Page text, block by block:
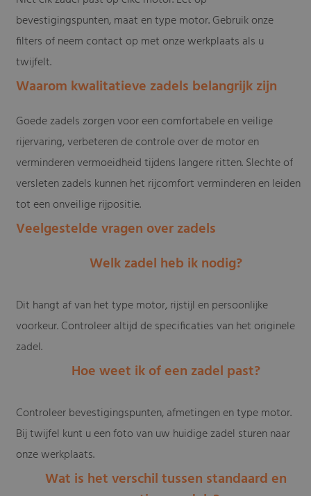
bevestigingspunten, maat en type motor. Gebruik onze
filters of neem contact op met onze werkplaats als u
twijfelt.
Waarom kwalitatieve zadels belangrijk zijn
Goede zadels zorgen voor een comfortabele en veilige
rijervaring, verbeteren de controle over de motor en
verminderen vermoeidheid tijdens langere ritten. Slechte of
versleten zadels kunnen het rijcomfort verminderen en leiden
tot een onveilige rijpositie.
Veelgestelde vragen over zadels
Welk zadel heb ik nodig?
Dit hangt af van het type motor, rijstijl en persoonlijke
voorkeur. Controleer altijd de specificaties van het originele
zadel.
Hoe weet ik of een zadel past?
Controleer bevestigingspunten, afmetingen en type motor.
Bij twijfel kunt u een foto van uw huidige zadel sturen naar
onze werkplaats.
Wat is het verschil tussen standaard en